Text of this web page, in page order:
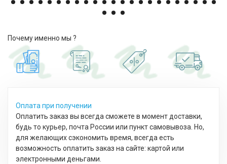
Почему именно мы ?
Оплата при получении
Оплатить заказ вы всегда сможете в момент доставки,
будь то курьер, почта России или пункт самовывоза. Но,
для желающих сэкономить время, всегда есть
возможность оплатить заказ на сайте: картой или
электронными деньгами.